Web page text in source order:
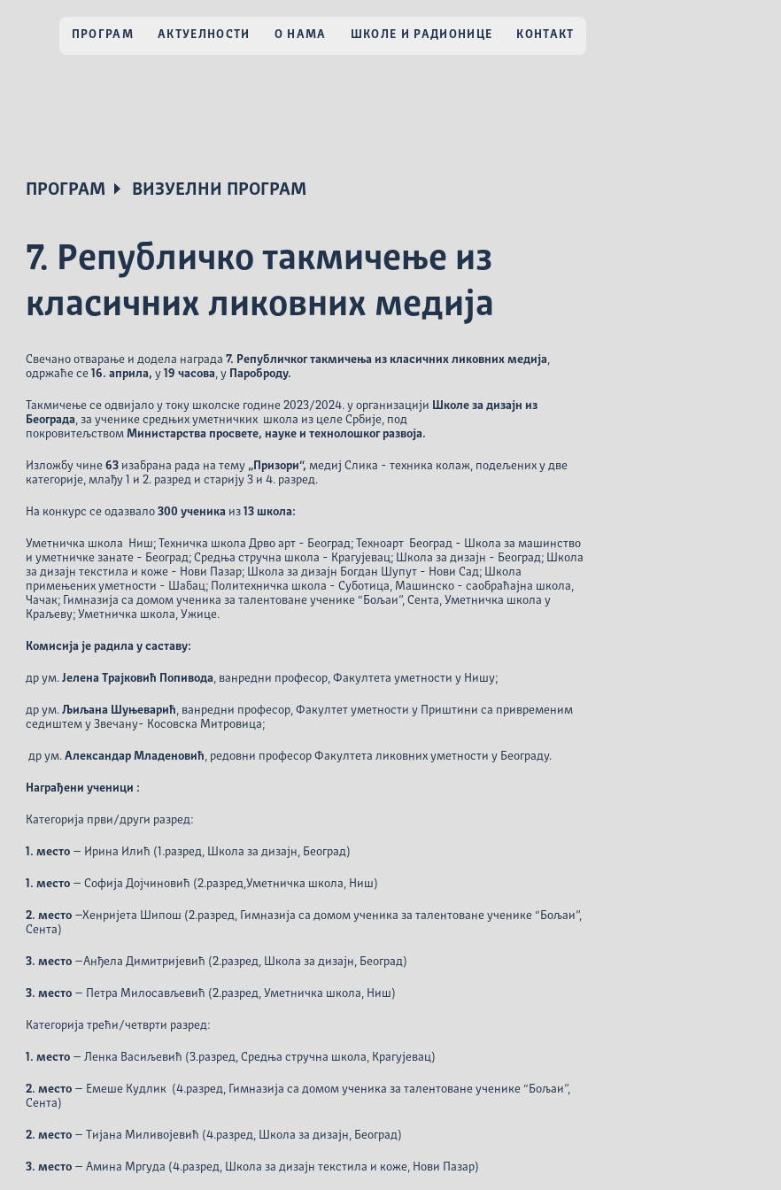
ПРОГРАМ АКТУЕЛНОСТИ О НАМА ШКОЛЕ И РАДИОНИЦЕ КОНТАКТ
ПРОГРАМ ВИЗУЕЛНИ ПРОГРАМ
7. Републичко такмичење из
класичних ликовних медија
Свечано отварање и додела награда7. Републичког такмичења из класичних ликовних медија,
одржаће се16. априла, у19 часова, у Пароброду.
Такмичење се одвијало у току школске године 2023/2024. у организацији Школе за дизајн из
Београда, за ученике средњих уметничких школа из целе Србије, под
покровитељствомМинистарства просвете, науке и технолошког развоја.
Изложбу чине63 изабрана рада на тему „Призори“,медиј Слика - техника колаж, подељених у две
категорије, млађу 1 и 2. разред и старију 3 и 4. разред.
На конкурс се одазвало300 ученика из 13 школа:
Уметничка школа Ниш; Техничка школа Дрво арт - Београд; Техноарт Београд - Школа за машинство
и уметничке занате - Београд; Средња стручна школа - Крагујевац; Школа за дизајн - Београд; Школа
за дизајн текстила и коже - Нови Пазар; Школа за дизајн Богдан Шупут - Нови Сад; Школа
примењених уметности - Шабац; Политехничка школа - Суботица, Машинско - саобраћајна школа,
Чачак; Гимназија са домом ученика за талентоване ученике “Бољаи”, Сента, Уметничка школа у
Краљеву; Уметничка школа, Ужице.
Комисија је радила у саставу:
др ум.Јелена Трајковић Попивода, ванредни професор, Факултета уметности у Нишу;
др ум.Љиљана Шуњеварић, ванредни професор, Факултет уметности у Приштини са привременим
седиштем у Звечану- Косовска Митровица;
др ум.Александар Младеновић, редовни професор Факултета ликовних уметности у Београду.
Награђени ученици :
Категорија први/други разред:
1. место – Ирина Илић (1.разред, Школа за дизајн, Београд)
1. место – Софија Дојчиновић (2.разред,Уметничка школа, Ниш)
2. место –Хенријета Шипош (2.разред, Гимназија са домом ученика за талентоване ученике “Бољаи”,
Сента)
3. место –Анђела Димитријевић (2.разред, Школа за дизајн, Београд)
3. место – Петра Милосављевић (2.разред, Уметничка школа, Ниш)
Категорија трећи/четврти разред:
1. место – Ленка Васиљевић (3.разред, Средња стручна школа, Крагујевац)
2. место – Емеше Кудлик (4.разред, Гимназија са домом ученика за талентоване ученике “Бољаи”,
Сента)
2. место – Тијана Миливојевић (4.разред, Школа за дизајн, Београд)
3. место – Амина Мргуда (4.разред, Школа за дизајн текстила и коже, Нови Пазар)